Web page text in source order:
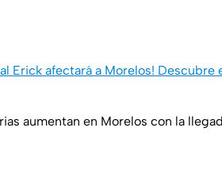
Erick afectará a Morelos!
aumentan en Morelos con la